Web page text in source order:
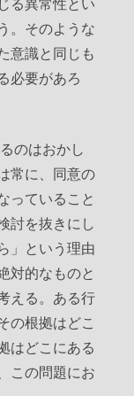
。そのような
意識と同じも
必要があろ
のはおかし
常に、同意の
っていること
討を抜きにし
」という理由
対的なものと
える。ある行
の根拠はどこ
はどこにある
この問題にお